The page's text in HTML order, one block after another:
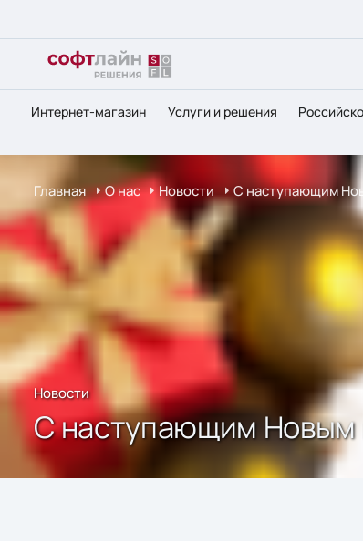
Интернет-магазин Услуги и решения
Главная О нас Новости С наступающим
Новости
С наступающим Новым